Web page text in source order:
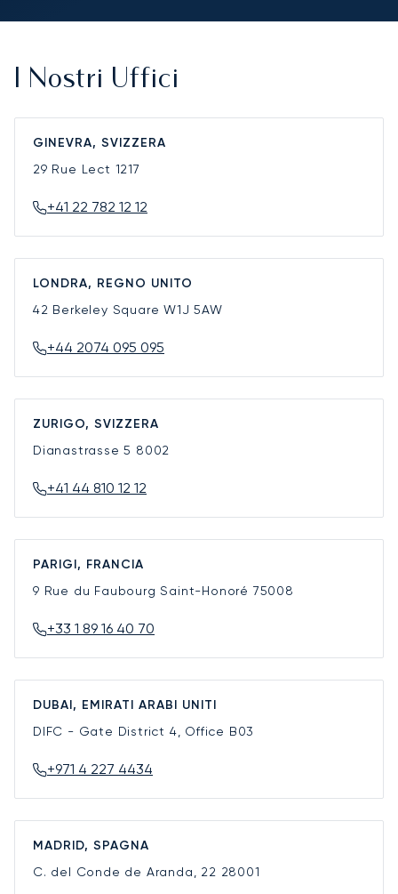
I Nostri Uffici
GINEVRA, SVIZZERA
29 Rue Lect 1217
+41 22 782 12 12
LONDRA, REGNO UNITO
42 Berkeley SquareW1J 5AW
+44 2074 095 095
ZURIGO, SVIZZERA
Dianastrasse 5 8002
+41 44 810 12 12
PARIGI, FRANCIA
9 Rue du Faubourg Saint-Honoré 75008
+33 1 89 16 40 70
DUBAI, EMIRATI ARABI UNITI
DIFC - Gate District 4, Office B03
+971 4 227 4434
MADRID, SPAGNA
C. del Conde de Aranda, 22 28001